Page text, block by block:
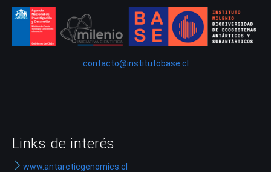
contacto@institutobase.cl
Links de interés
www.antarcticgenomics.cl